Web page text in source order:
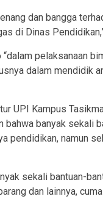
dan bangga
di Dinas
“dalam pelaksanaan
dalam mendidik
UPI Kampus
bahwa banyak sekali
pendidikan, namun
sekali bantuan-
dan lainnya,